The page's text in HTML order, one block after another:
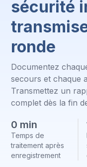
sécurité
ronde
Documentez
secours et chaque
Transmettez un
complet dès la fin
0 min
Temps de
traitement après
enregistrement